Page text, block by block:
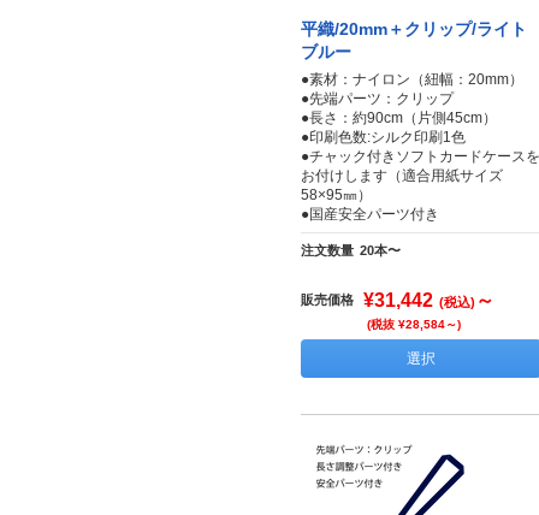
平織/20mm＋クリップ/ライト
ブルー
●素材：ナイロン（紐幅：20mm）
●先端パーツ：クリップ
●長さ：約90cm（片側45cm）
●印刷色数:シルク印刷1色
●チャック付きソフトカードケースを
お付けします（適合用紙サイズ
58×95㎜）
●国産安全パーツ付き
注文数量 20本〜
販売価格 ¥31,442 (税込) ～
(税抜 ¥28,584～)
選択